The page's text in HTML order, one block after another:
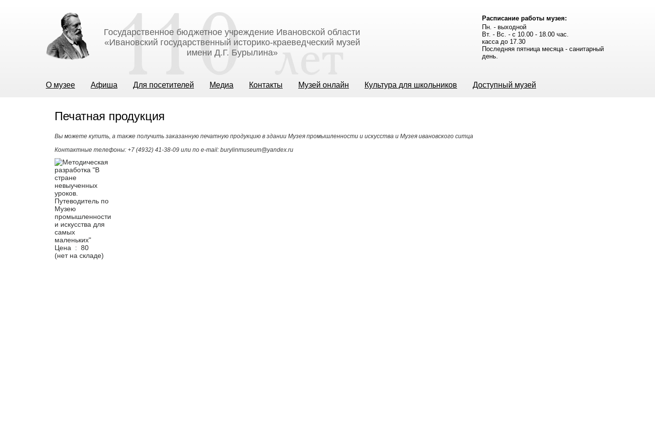
Государственное бюджетное учреждение Ивановской области
«Ивановский государственный историко-краеведческий музей
имени Д.Г. Бурылина»
Расписание работы музея:
Пн. - выходной
Вт. - Вс. - с 10.00 - 18.00 час.
касса до 17.30
Последняя пятница месяца - санитарный
день.
О музее Афиша Для посетителей Медиа Контакты Музей онлайн Культура для школьников Доступный музей
Печатная продукция
Вы можете купить, а также получить заказанную печатную продукцию в здании Музея промышленности и искусства и Музея ивановского ситца
Контактные телефоны: +7 (4932) 41-38-09 или по e-mail: burylinmuseum@yandex.ru
Цена : 80
(нет на складе)